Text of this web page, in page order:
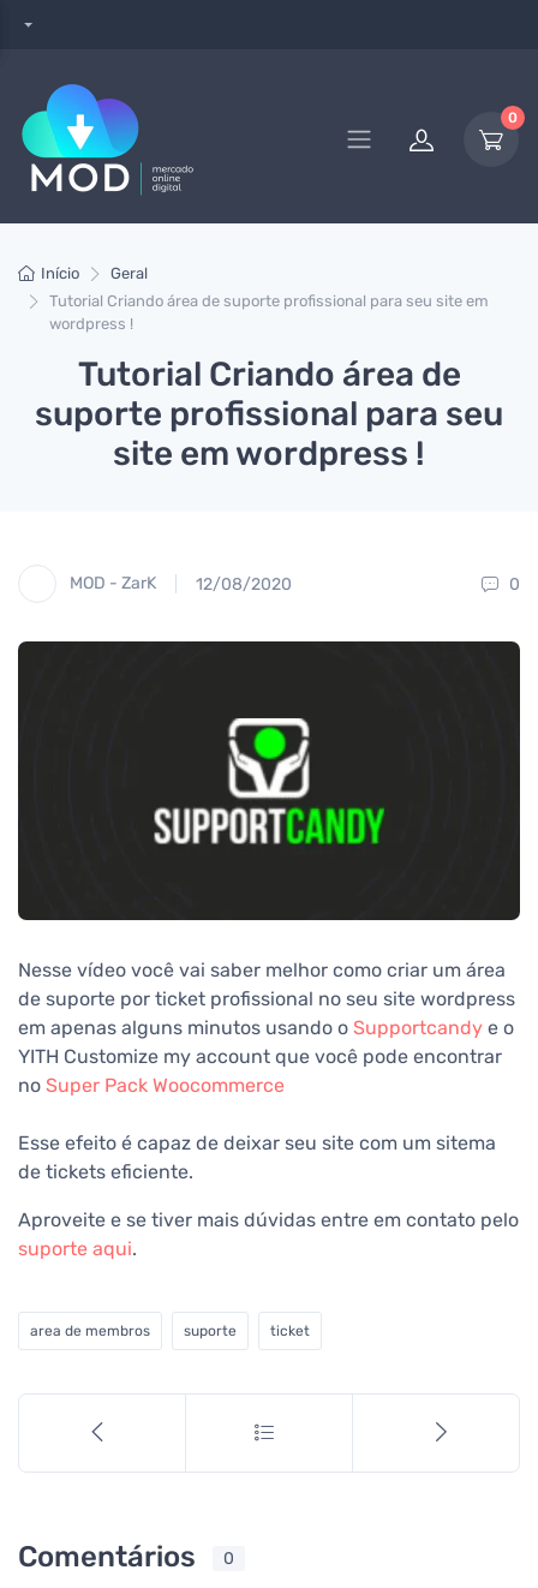
0
Início
Geral
Tutorial Criando área de suporte profissional para seu site em
wordpress !
Tutorial Criando área de
suporte profissional para seu
site em wordpress !
MOD - ZarK 12/08/2020 0
Nesse vídeo você vai saber melhor como criar um área
de suporte por ticket profissional no seu site wordpress
em apenas alguns minutos usando o Supportcandy e o
YITH Customize my account que você pode encontrar
no Super Pack Woocommerce
Esse efeito é capaz de deixar seu site com um sitema
de tickets eficiente.
Aproveite e se tiver mais dúvidas entre em contato pelo
suporte aqui.
area de membros suporte ticket
Comentários 0